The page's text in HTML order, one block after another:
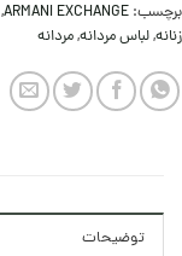
برچسب: ARMANI EXCHANGE
,
زنانه,لباس مردانه,مردانه
توضیحات